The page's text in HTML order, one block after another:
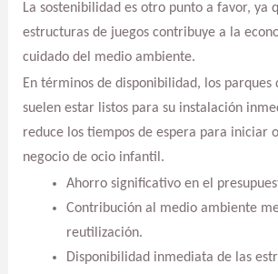
La sostenibilidad es otro punto a favor, ya
estructuras de juegos contribuye a la
cuidado del medio ambiente.
En términos de disponibilidad, los parques
suelen estar listos para su instalación
reduce los tiempos de espera para iniciar
negocio de ocio infantil.
Ahorro significativo en el
Contribución al medio ambiente
reutilización.
Disponibilidad inmediata de las